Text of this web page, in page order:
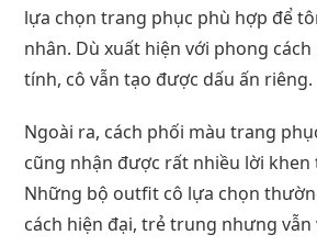
lựa chọn trang phục phù hợp để
nhân. Dù xuất hiện với phong
tính, cô vẫn tạo được dấu ấn riêng.
Ngoài ra, cách phối màu trang
cũng nhận được rất nhiều lời
Những bộ outfit cô lựa chọn
cách hiện đại, trẻ trung nhưng